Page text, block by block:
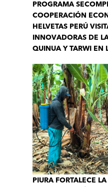
PROGRAMA
COOPERACIÓN
HELVETAS PERÚ
INNOVADORAS DE
QUINUA Y TARWI EN
PIURA FORTALECE